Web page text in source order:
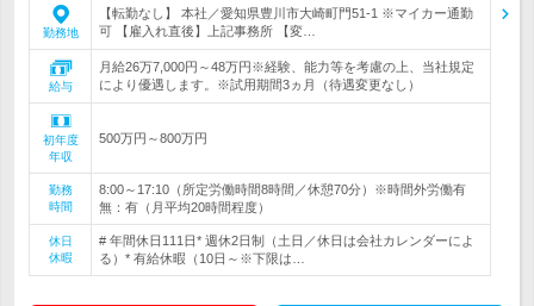
勤務地
【転勤なし】 本社／愛知県豊川市大崎町門51-1 ※マイカー通勤
可 【雇入れ直後】上記事務所 【変…
給与
月給26万7,000円～48万円※経験、能力等を考慮の上、当社規定
により優遇します。※試用期間3ヵ月（待遇変更なし）
初年度
年収
500万円～800万円
勤務
時間
8:00～17:10（所定労働時間8時間／休憩70分）※時間外労働有
無：有（月平均20時間程度）
休日
休暇
# 年間休日111日* 週休2日制（土日／休日は会社カレンダーによ
る）* 有給休暇（10日～※下限は…